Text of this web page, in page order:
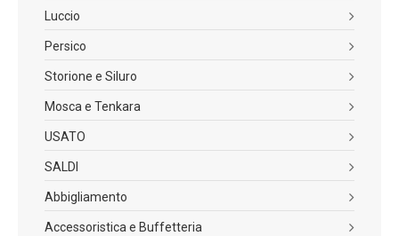
Luccio
Persico
Storione e Siluro
Mosca e Tenkara
USATO
SALDI
Abbigliamento
Accessoristica e Buffetteria